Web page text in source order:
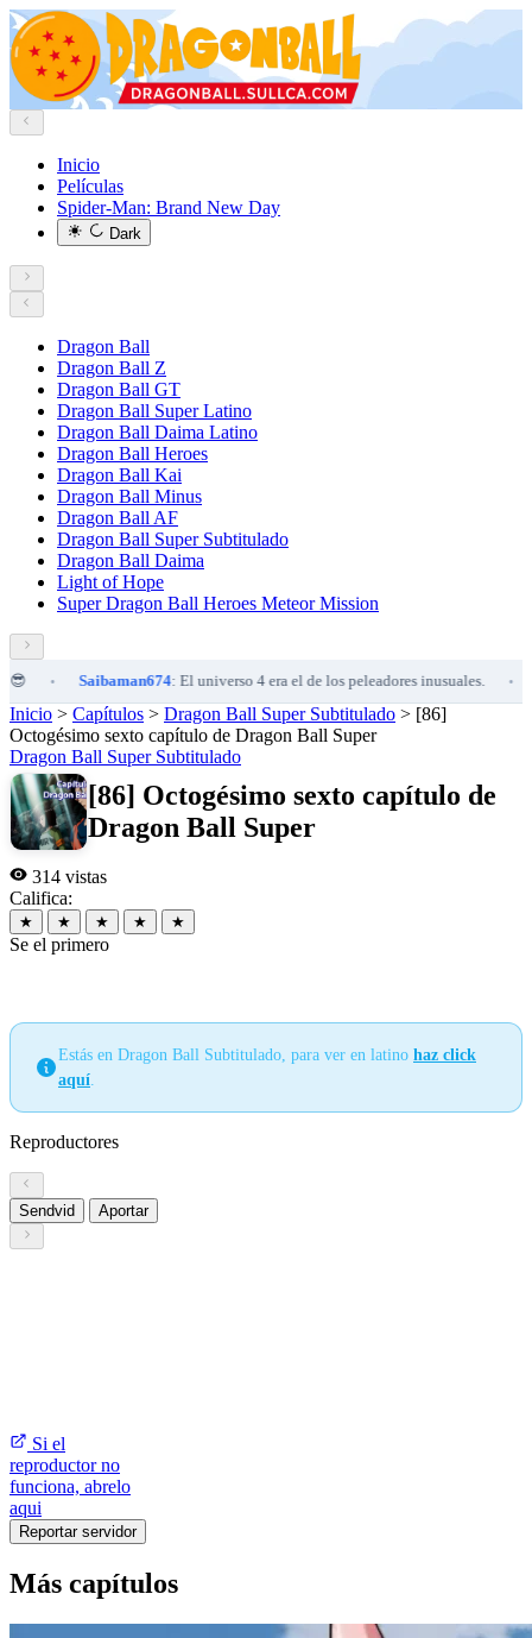
Inicio
Películas
Spider-Man: Brand New Day
Dark
Dragon Ball
Dragon Ball Z
Dragon Ball GT
Dragon Ball Super Latino
Dragon Ball Daima Latino
Dragon Ball Heroes
Dragon Ball Kai
Dragon Ball Minus
Dragon Ball AF
Dragon Ball Super Subtitulado
Dragon Ball Daima
Light of Hope
Super Dragon Ball Heroes Meteor Mission
• Saibaman674: El universo 4 era el de los peleadores inusuales. •
Inicio > Capítulos > Dragon Ball Super Subtitulado > [86]
Octogésimo sexto capítulo de Dragon Ball Super
Dragon Ball Super Subtitulado
[86] Octogésimo sexto capítulo de
Dragon Ball Super
314 vistas
Califica:
★ ★ ★ ★ ★
Se el primero
Estás en Dragon Ball Subtitulado, para ver en latino haz click
aquí
Reproductores
Sendvid Aportar
Si el
reproductor no
funciona, abrelo
aqui
Reportar servidor
Más capítulos